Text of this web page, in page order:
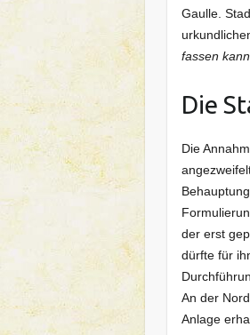
Gaulle.
fassen
Die
Die
der erst
dürfte für
An der
Anlage